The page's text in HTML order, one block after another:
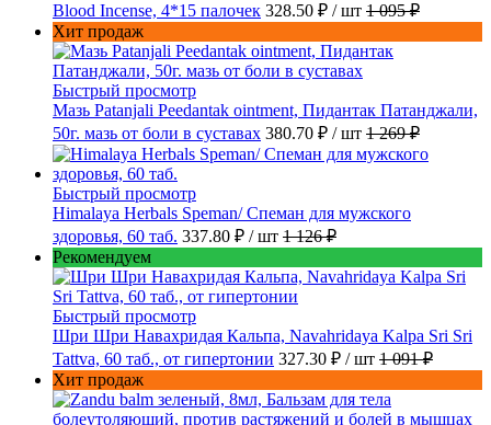
Blood Incense, 4*15 палочек 328.50 ₽ / шт 1 095 ₽
Хит продаж
Быстрый просмотр
Мазь Patanjali Peedantak ointment, Пидантак Патанджали,
50г. мазь от боли в суставах 380.70 ₽ / шт 1 269 ₽
Быстрый просмотр
Himalaya Herbals Speman/ Спеман для мужского
здоровья, 60 таб. 337.80 ₽ / шт 1 126 ₽
Рекомендуем
Быстрый просмотр
Шри Шри Навахридая Кальпа, Navahridaya Kalpa Sri Sri
Tattva, 60 таб., от гипертонии 327.30 ₽ / шт 1 091 ₽
Хит продаж